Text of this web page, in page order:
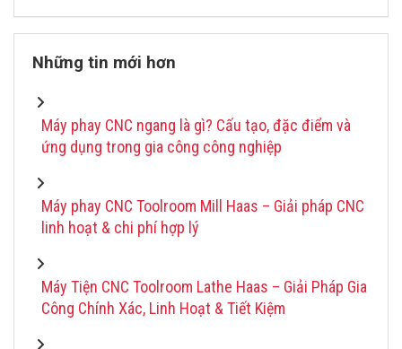
Những tin mới hơn
Máy phay CNC ngang là gì? Cấu tạo, đặc điểm và
ứng dụng trong gia công công nghiệp
Máy phay CNC Toolroom Mill Haas – Giải pháp CNC
linh hoạt & chi phí hợp lý
Máy Tiện CNC Toolroom Lathe Haas – Giải Pháp Gia
Công Chính Xác, Linh Hoạt & Tiết Kiệm